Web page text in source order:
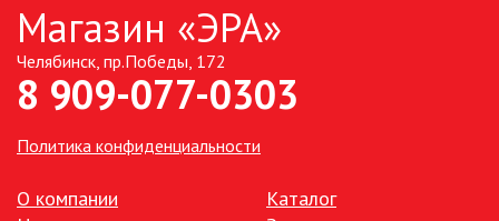
СОЛНЕЧНЫХ БАТАРЕЯХ
УЛИЧНЫЕ СВЕТИЛЬНИКИ
Магазин «ЭРА»
Челябинск, пр.Победы, 172
8 909-077-0303
Политика конфиденциальности
О компании
Каталог